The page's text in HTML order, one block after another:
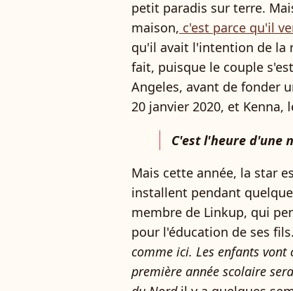
petit paradis sur terre.
maison, c'est parce qu'il
qu'il avait l'intention de la
fait, puisque le couple
Angeles, avant de fonder
20 janvier 2020, et Kenna,
C'est l'heure d'une
Mais cette année, la star
installent pendant
membre de Linkup, qui
pour l'éducation de ses
comme ici. Les enfants
première année scolaire